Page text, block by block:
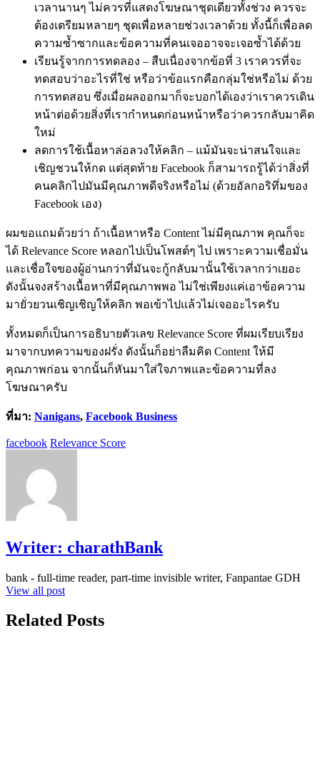
เวลานานๆ ไม่ควรที่แสดงโฆษณาชุดเดียวทั้งช่วง ควรจะ
ต้องเตรียมหลายๆ ชุดเพื่อหลายช่วงเวลาด้วย ทั้งนี้ก็เพื่อลด
ความซ้ำซากและข้อความที่คนเจออาจจะเจอซ้ำได้ด้วย
เรียนรู้จากการทดลอง – สืบเนื่องจากข้อที่ 3 เราควรที่จะ
ทดสอบว่าอะไรที่ใช่ หรือว่าข้อแรกคือกลุ่มใช่หรือไม่ ด้วย
การทดสอบ ซึ่งเมื่อผลออกมาก็จะบอกได้เองว่าเราควรเดิน
หน้าต่อด้วยสิ่งที่เรากำหนดก่อนหน้าหรือว่าควรกลับมาคิด
ใหม่
ลดการใช้เนื้อหาล่อลวงให้คลิก – แม้มันจะน่าสนใจและ
เชิญชวนให้กด แต่สุดท้าย Facebook ก็สามารถรู้ได้ว่าสิ่งที่
คนคลิกไปมันมีคุณภาพดีจริงหรือไม่ (ด้วยอัลกอริทึ่มของ
Facebook เอง)
ผมขอแถมด้วยว่า ถ้าเนื้อหาหรือ Content ไม่มีคุณภาพ คุณก็จะ
ได้ Relevance Score หลอกไปเป็นโพสต์ๆ ไป เพราะความเชื่อมั่น
และเชื่อใจของผู้อ่านกว่าที่มันจะกู้กลับมานั้นใช้เวลากว่าเยอะ
ดังนั้นจงสร้างเนื้อหาที่มีคุณภาพพอ ไม่ใช่เพียงแค่เอาข้อความ
มายั่วยวนเชิญเชิญให้คลิก พอเข้าไปแล้วไม่เจออะไรครับ
ทั้งหมดก็เป็นการอธิบายตัวเลข Relevance Score ที่ผมเรียบเรียง
มาจากบทความของฝรั่ง ดังนั้นก็อย่าลืมคิด Content ให้มี
คุณภาพก่อน จากนั้นก็หันมาใส่ใจภาพและข้อความที่ลง
โฆษณาครับ
ที่มา: Nanigans, Facebook Business
facebook Relevance Score
Writer: charathBank
bank - full-time reader, part-time invisible writer, Fanpantae GDH
View all post
Related Posts